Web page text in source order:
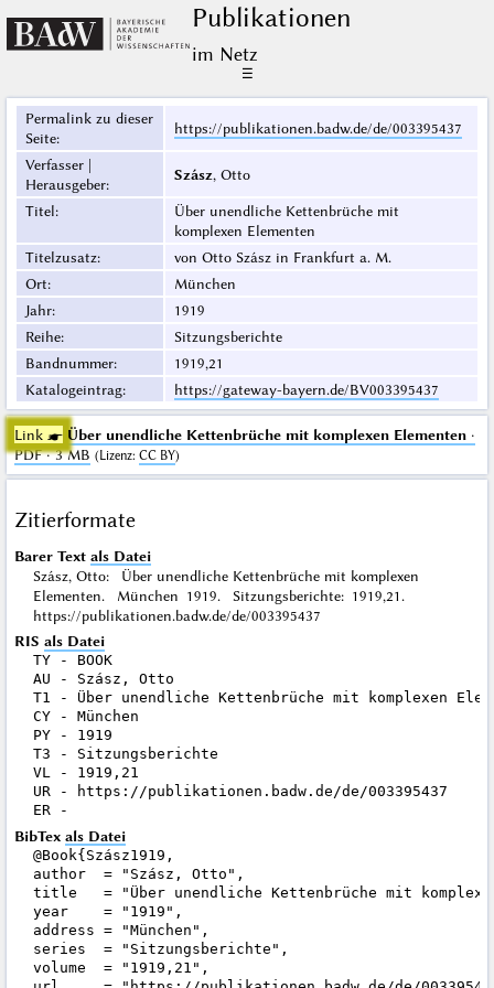
Publikationen
im Netz
☰
Permalink zu dieser
Seite:
https://publikationen.badw.de/de/003395437
Verfasser |
Herausgeber:
Szász, Otto
Titel:
Über unendliche Kettenbrüche mit
komplexen Elementen
Titelzusatz:
von Otto Szász in Frankfurt a. M.
Ort:
München
Jahr:
1919
Reihe:
Sitzungsberichte
Bandnummer:
1919,21
Katalogeintrag: https://gateway-bayern.de/BV003395437
Link ☛ Über unendliche Kettenbrüche mit komplexen Elementen·
PDF · 3 MB (Lizenz: CC BY)
Zitierformate
Barer Text als Datei
Szász, Otto: Über unendliche Kettenbrüche mit komplexen
Elementen. München 1919. Sitzungsberichte: 1919,21.
https://publikationen.badw.de/de/003395437
RIS als Datei
TY - BOOK
AU - Szász, Otto
T1 - Über unendliche Kettenbrüche mit komplexen
CY - München
PY - 1919
T3 - Sitzungsberichte
VL - 1919,21
UR - https://publikationen.badw.de/de/003395437
BibTex als Datei
@Book{Szász1919,
author  = "Szász, Otto",
title   = "Über unendliche Kettenbrüche mit
year    = "1919",
address = "München",
series  = "Sitzungsberichte",
volume  = "1919,21",